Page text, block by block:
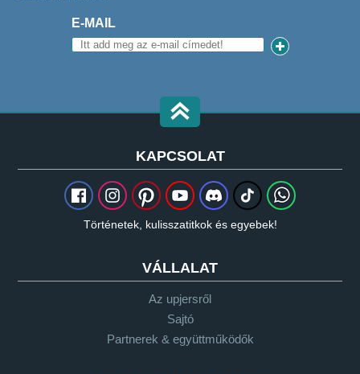
E-MAIL
KAPCSOLAT
Történetek, kulisszatitkok és egyebek!
VÁLLALAT
Az upjersről
Sajtó
Partnerek & együttműködők